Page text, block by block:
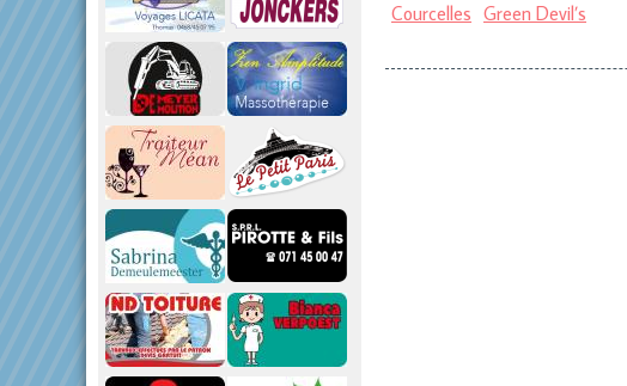
Courcelles Green Devil’s